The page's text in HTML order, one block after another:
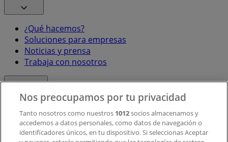
¿Qué hacemos?
Soluciones para empresas
Noticias y prensa
Trabaja con nosotros
Contacto comercial y de marketing
Tienda mal colocada en el mapa
Nos preocupamos por tu privacidad
Tanto nosotros como nuestros 1012socios almacenamos y
accedemos a datos personales, como datos de navegación o
identificadores únicos, en tu dispositivo. Si seleccionas Aceptar